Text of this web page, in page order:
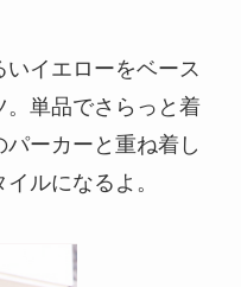
イエローをベース
。単品でさらっと着
ーカーと重ね着し
ルになるよ。